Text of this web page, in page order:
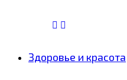
Здоровье и красота